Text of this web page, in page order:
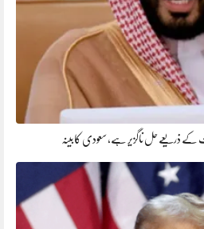
کے ذریعے حل ناگزیر ہے، سعودی کابینہ